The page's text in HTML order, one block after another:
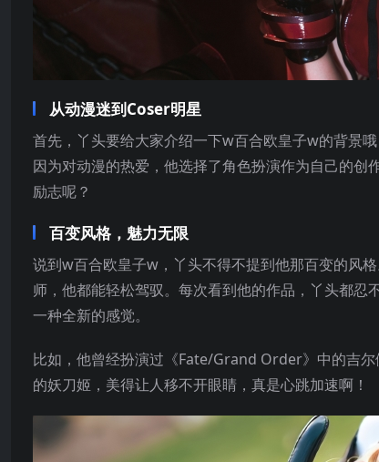
从动漫迷到Coser明星
首先，丫头要给大家介绍一下w百合欧皇子w的背景
因为对动漫的热爱，他选择了角色扮演作为自己的
励志呢？
百变风格，魅力无限
说到w百合欧皇子w，丫头不得不提到他那百变的风
师，他都能轻松驾驭。每次看到他的作品，丫头都忍
一种全新的感觉。
比如，他曾经扮演过《Fate/Grand Order》中的吉
的妖刀姬，美得让人移不开眼睛，真是心跳加速啊！